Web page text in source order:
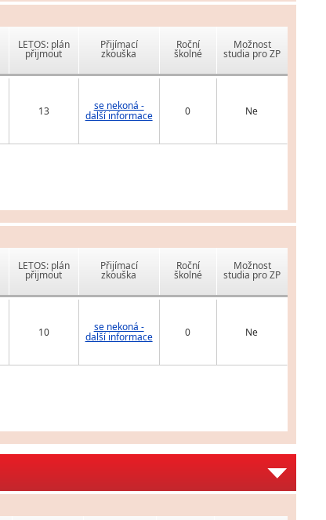
LETOS: plán
přijmout
Přijímací
zkouška
Roční
školné
Možnost
studia pro ZP
13 se nekoná -
další informace 0 Ne
LETOS: plán
přijmout
Přijímací
zkouška
Roční
školné
Možnost
studia pro ZP
10 se nekoná -
další informace 0 Ne